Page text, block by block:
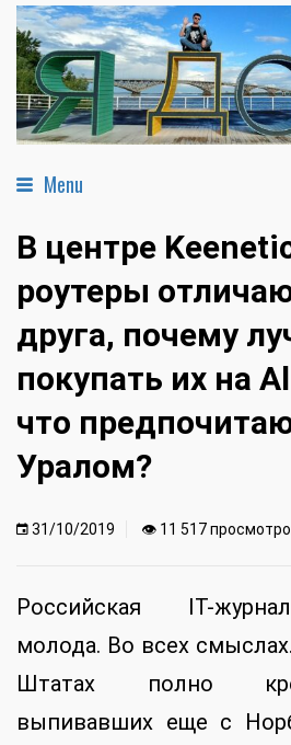
Menu
В центре
роутеры
друга, почему
покупать их на
что
Уралом?
31/10/2019 👁 11 517
Российская IT-
молода. Во всех
Штатах полно
выпивавших еще с